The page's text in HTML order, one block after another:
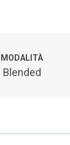
MODALITÀ
Blended